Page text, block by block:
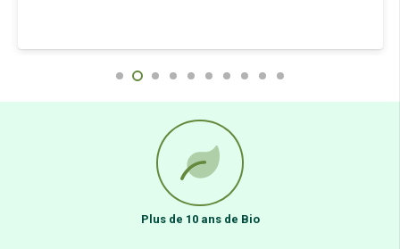
Plus de 10 ans de Bio